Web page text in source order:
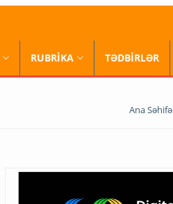
RUBRİKA TƏDBİRLƏR
Ana Səhifə